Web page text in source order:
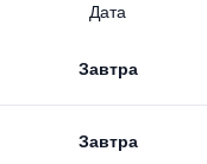
Дата
Завтра
Завтра